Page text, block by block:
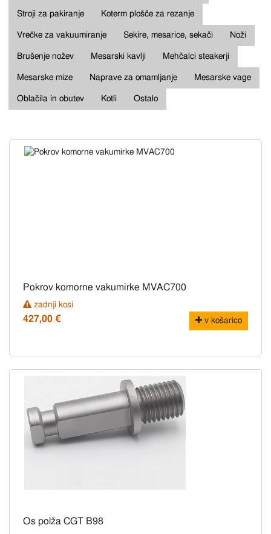
Stroji za pakiranje Koterm plošče za rezanje
Vrečke za vakuumiranje Sekire, mesarice, sekači Noži
Brušenje nožev Mesarski kavlji Mehčalci steakerji
Mesarske mize Naprave za omamljanje Mesarske vage
Oblačila in obutev Kotli Ostalo
Pokrov komorne vakumirke MVAC700
zadnji kosi
427,00 € v košarico
Os polža CGT B98